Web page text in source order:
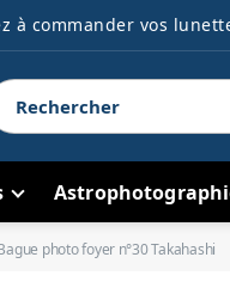
à commander vos
photo foyer n°30 Takahashi